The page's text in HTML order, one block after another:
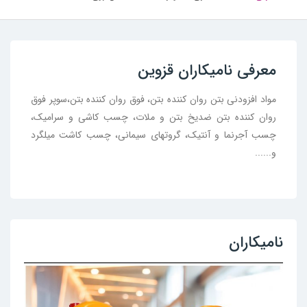
معرفی نامیکاران قزوین
مواد افزودنی بتن روان کننده بتن، فوق روان کننده بتن،سوپر فوق
روان کننده بتن ضدیخ بتن و ملات، چسب کاشی و سرامیک،
چسب آجرنما و آنتیک، گروتهای سیمانی، چسب کاشت میلگرد
و......
نامیکاران